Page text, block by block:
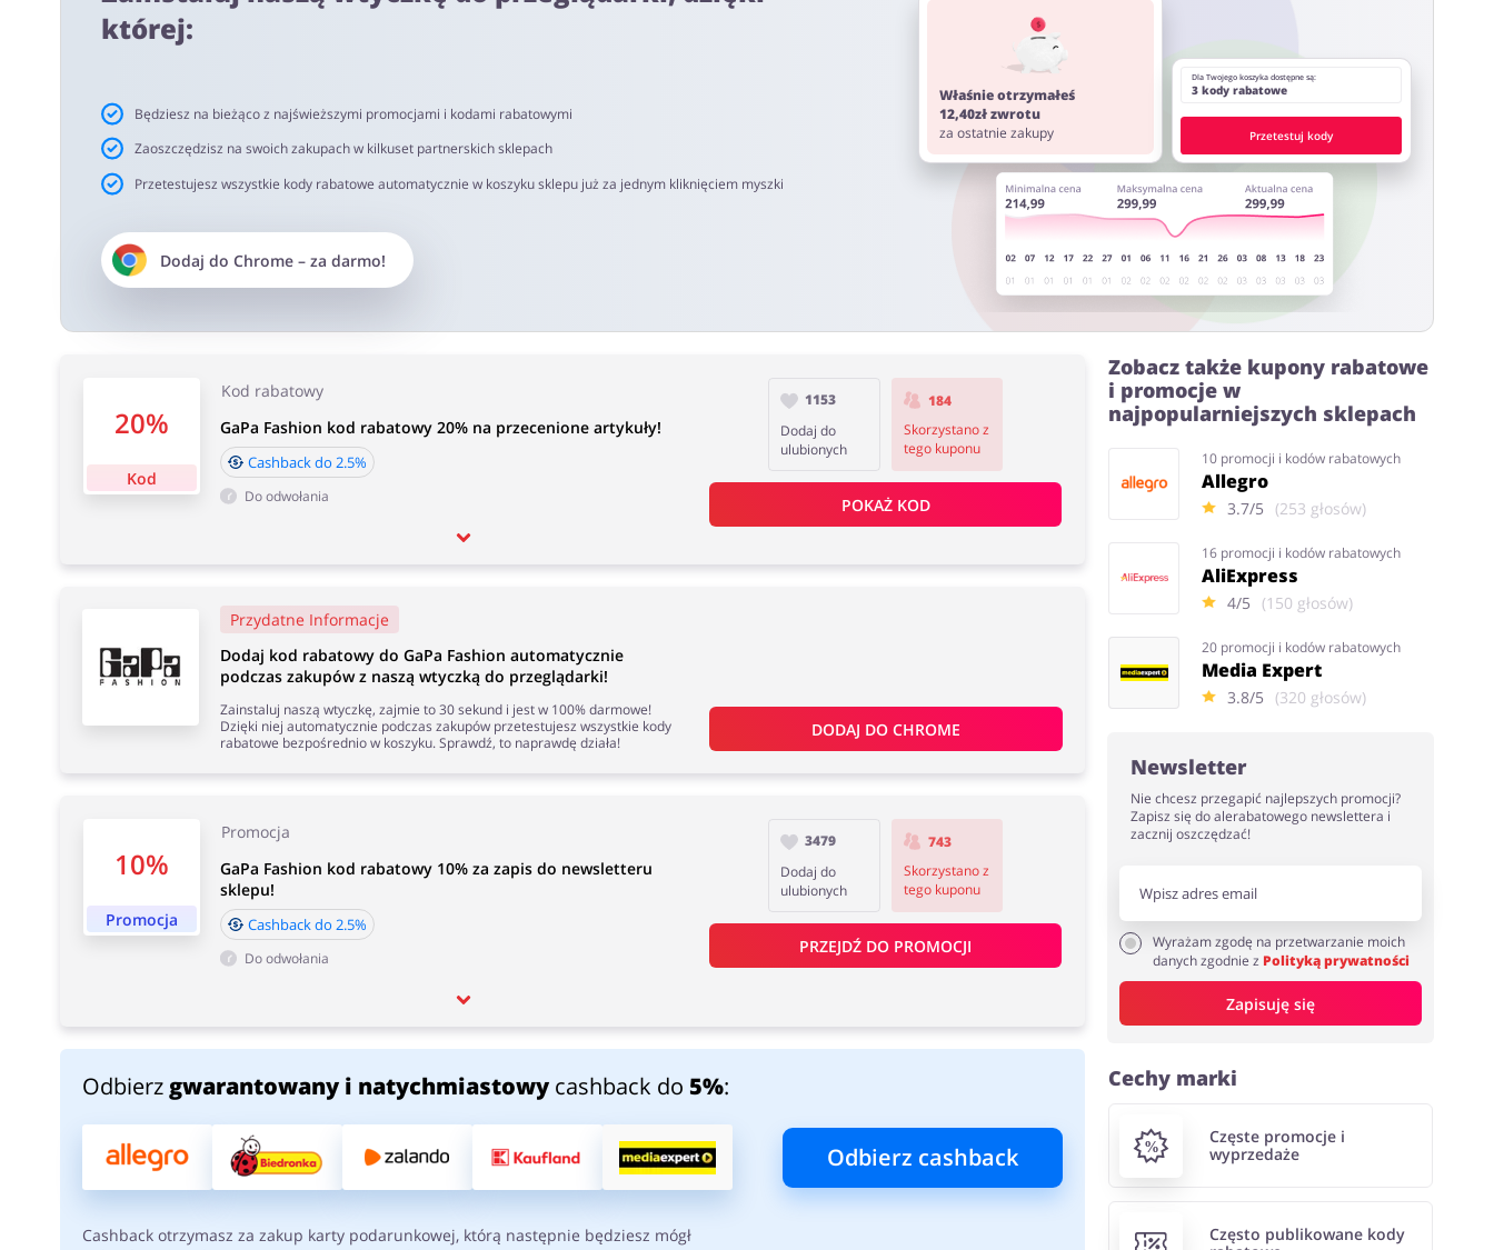
netto. Rekomendujemy korzystanie z wtyczki alerabat.com. Pamiętaj aby przed zakupem wyłączyć AdBlock oraz aby nie korzystać z innych stron lub rozszerzeń do przeglądarki
oferujących kody rabatowe lub cashback.
Czas akceptacji cashback:
Średni czas akceptacji Cashback w GaPa Fashion wynosi od 40 do 90 dni.
której:
Będziesz na bieżąco z najświeższymi promocjami i kodami rabatowymi
Zaoszczędzisz na swoich zakupach w kilkuset partnerskich sklepach
Przetestujesz wszystkie kody rabatowe automatycznie w koszyku sklepu już za jednym kliknięciem myszki
Dodaj do Chrome– za darmo!
Właśnie otrzymałeś
12,40zł zwrotu
za ostatnie zakupy
Dla Twojego koszyka dostępne są:
3 kody rabatowe
Przetestuj kody
20%
Kod
Kod rabatowy
GaPa Fashion kod rabatowy 20% na przecenione artykuły!
Cashback do 2.5%
Do odwołania
1153
Dodaj do
ulubionych
184
Skorzystano z
tego kuponu
POKAŻ KOD
10%
Promocja
Promocja
GaPa Fashion kod rabatowy 10% za zapis do newsletteru
sklepu!
Cashback do 2.5%
Do odwołania
3479
Dodaj do
ulubionych
743
Skorzystano z
tego kuponu
PRZEJDŹ DO PROMOCJI
Przydatne Informacje
Dodaj kod rabatowy do GaPa Fashion automatycznie
podczas zakupów z naszą wtyczką do przeglądarki!
Zainstaluj naszą wtyczkę, zajmie to 30 sekund i jest w 100% darmowe!
Dzięki niej automatycznie podczas zakupów przetestujesz wszystkie kody
rabatowe bezpośrednio w koszyku. Sprawdź, to naprawdę działa!
DODAJ DO CHROME
Odbierz gwarantowany i natychmiastowycashback do 5%:
Odbierz cashback
Cashback otrzymasz za zakup karty podarunkowej, którą następnie będziesz mógł
Zobacz także kupony rabatowe
i promocje w
najpopularniejszych sklepach
10 promocji i kodów rabatowych
Allegro
3.7/5 (253 głosów)
16 promocji i kodów rabatowych
AliExpress
4/5 (150 głosów)
20 promocji i kodów rabatowych
Media Expert
3.8/5 (320 głosów)
Newsletter
Nie chcesz przegapić najlepszych promocji?
Zapisz się do alerabatowego newslettera i
zacznij oszczędzać!
Wyrażam zgodę na przetwarzanie moich
danych zgodnie z Polityką prywatności
Zapisuję się
Cechy marki
Częste promocje i
wyprzedaże
Często publikowane kody